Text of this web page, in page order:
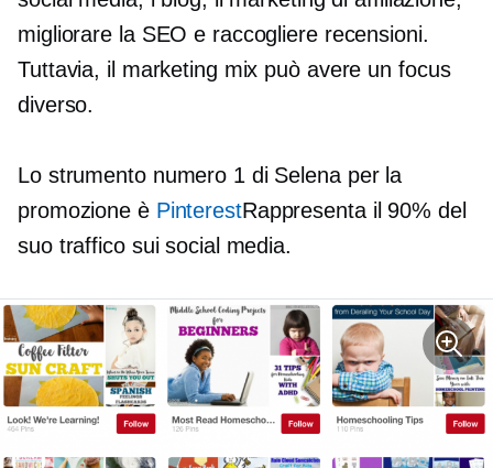
migliorare la SEO e raccogliere recensioni.
Tuttavia, il marketing mix può avere un focus
diverso.
Lo strumento numero 1 di Selena per la
promozione è PinterestRappresenta il 90% del
suo traffico sui social media.